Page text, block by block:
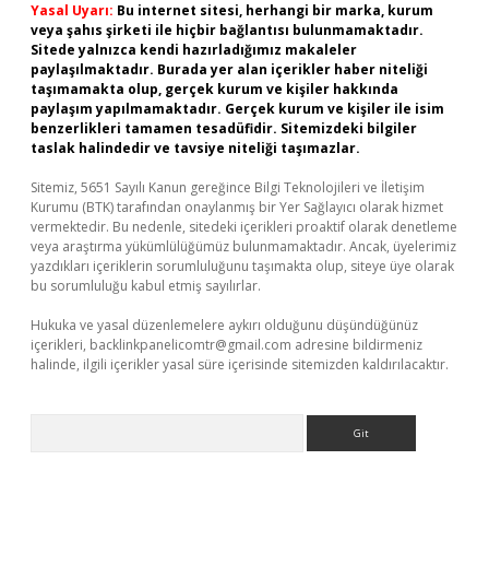
Yasal Uyarı: Bu internet sitesi, herhangi bir marka, kurum
veya şahıs şirketi ile hiçbir bağlantısı bulunmamaktadır.
Sitede yalnızca kendi hazırladığımız makaleler
paylaşılmaktadır. Burada yer alan içerikler haber niteliği
taşımamakta olup, gerçek kurum ve kişiler hakkında
paylaşım yapılmamaktadır. Gerçek kurum ve kişiler ile isim
benzerlikleri tamamen tesadüfidir. Sitemizdeki bilgiler
taslak halindedir ve tavsiye niteliği taşımazlar.
Sitemiz, 5651 Sayılı Kanun gereğince Bilgi Teknolojileri ve İletişim
Kurumu (BTK) tarafından onaylanmış bir Yer Sağlayıcı olarak hizmet
vermektedir. Bu nedenle, sitedeki içerikleri proaktif olarak denetleme
veya araştırma yükümlülüğümüz bulunmamaktadır. Ancak, üyelerimiz
yazdıkları içeriklerin sorumluluğunu taşımakta olup, siteye üye olarak
bu sorumluluğu kabul etmiş sayılırlar.
Hukuka ve yasal düzenlemelere aykırı olduğunu düşündüğünüz
içerikleri, backlinkpanelicomtr@gmail.com adresine bildirmeniz
halinde, ilgili içerikler yasal süre içerisinde sitemizden kaldırılacaktır.